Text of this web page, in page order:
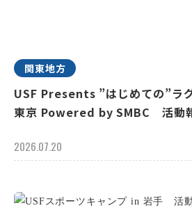
関東地方
USF Presents ”はじめての”ラ
東京 Powered by SMBC 活動
2026.07.20